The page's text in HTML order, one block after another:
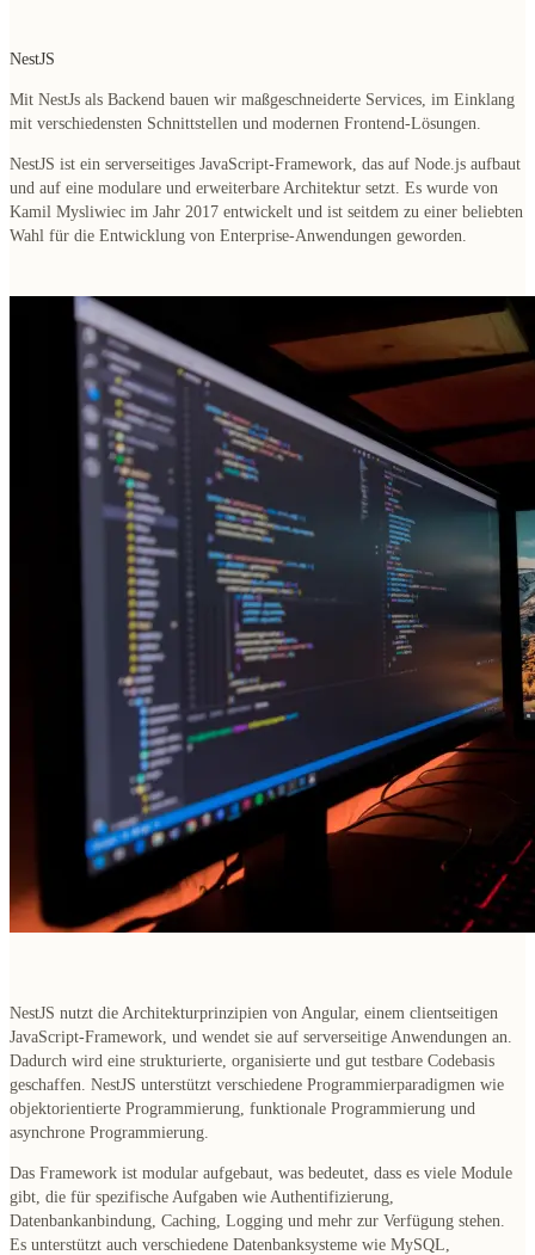
NestJS
Mit NestJs als Backend bauen wir maßgeschneiderte Services, im Einklang
mit verschiedensten Schnittstellen und modernen Frontend-Lösungen.
NestJS ist ein serverseitiges JavaScript-Framework, das auf Node.js aufbaut
und auf eine modulare und erweiterbare Architektur setzt. Es wurde von
Kamil Mysliwiec im Jahr 2017 entwickelt und ist seitdem zu einer beliebten
Wahl für die Entwicklung von Enterprise-Anwendungen geworden.
NestJS nutzt die Architekturprinzipien von Angular, einem clientseitigen
JavaScript-Framework, und wendet sie auf serverseitige Anwendungen an.
Dadurch wird eine strukturierte, organisierte und gut testbare Codebasis
geschaffen. NestJS unterstützt verschiedene Programmierparadigmen wie
objektorientierte Programmierung, funktionale Programmierung und
asynchrone Programmierung.
Das Framework ist modular aufgebaut, was bedeutet, dass es viele Module
gibt, die für spezifische Aufgaben wie Authentifizierung,
Datenbankanbindung, Caching, Logging und mehr zur Verfügung stehen.
Es unterstützt auch verschiedene Datenbanksysteme wie MySQL,